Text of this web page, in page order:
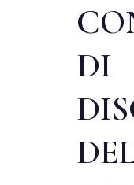
DI